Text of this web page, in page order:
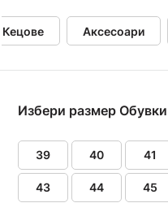
Кецове Аксесоари
Избери размер Обувки
39 40 41
43 44 45